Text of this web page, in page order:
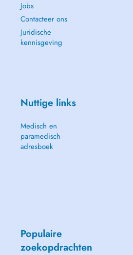
Jobs
Contacteer ons
Juridische
kennisgeving
Nuttige links
Medisch en
paramedisch
adresboek
Populaire
zoekopdrachten